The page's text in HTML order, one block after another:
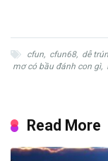
cfun, cfun68, dễ
mơ có bầu đánh con gì,
Read More